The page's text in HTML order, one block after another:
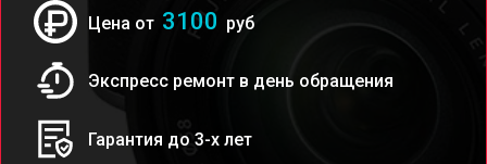
Цена от 3100 руб
Экспресс ремонт в день обращения
Гарантия до 3-х лет